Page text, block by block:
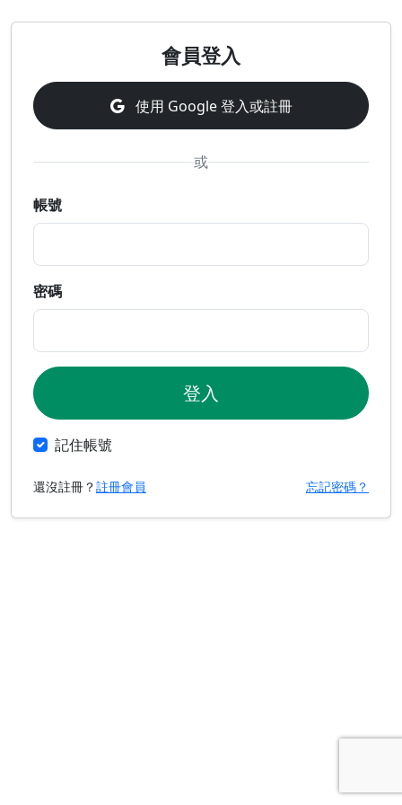
會員登入
使用 Google 登入或註冊
或
帳號
密碼
登入
記住帳號
還沒註冊？註冊會員 忘記密碼？